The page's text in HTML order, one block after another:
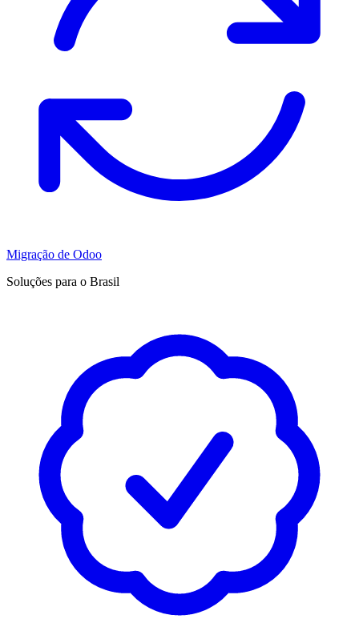
Migração de Odoo
Soluções para o Brasil